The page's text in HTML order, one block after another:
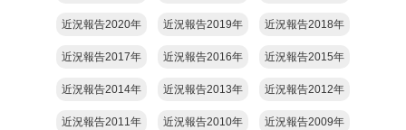
近況報告2020年 近況報告2019年 近況報告2018年
近況報告2017年 近況報告2016年 近況報告2015年
近況報告2014年 近況報告2013年 近況報告2012年
近況報告2011年 近況報告2010年 近況報告2009年